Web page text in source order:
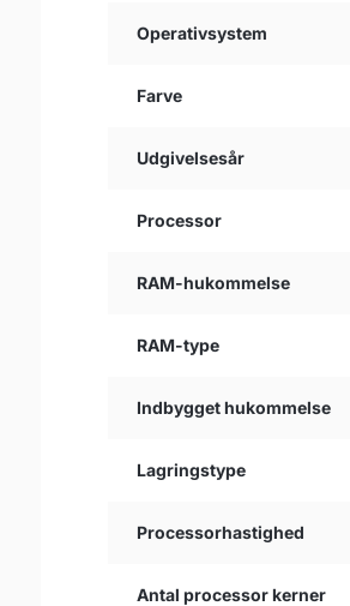
Operativsystem
Farve
Udgivelsesår
Processor
RAM-hukommelse
RAM-type
Indbygget hukommelse
Lagringstype
Processorhastighed
Antal processor kerner